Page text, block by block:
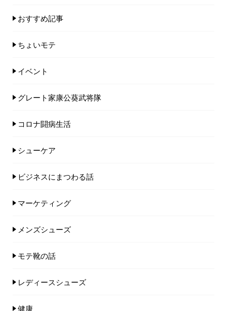
おすすめ記事
ちょいモテ
イベント
グレート家康公葵武将隊
コロナ闘病生活
シューケア
ビジネスにまつわる話
マーケティング
メンズシューズ
モテ靴の話
レディースシューズ
健康